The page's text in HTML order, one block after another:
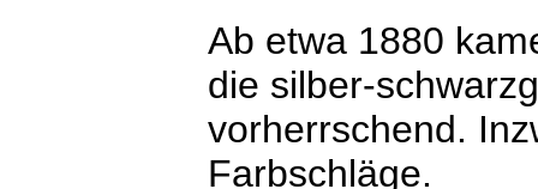
Ab etwa 1880
die silber-
vorherrschend.
Farbschläge.